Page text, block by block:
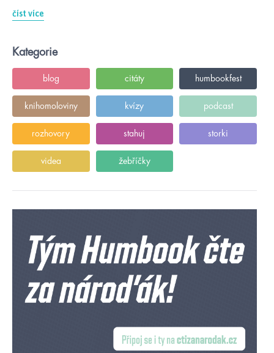
číst více
Kategorie
blog citáty humbookfest
knihomoloviny kvízy podcast
rozhovory stahuj storki
videa žebříčky